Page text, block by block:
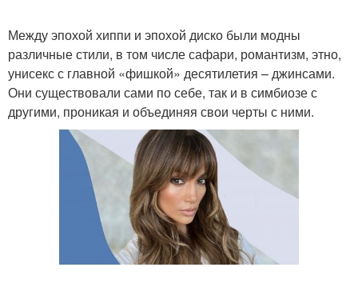
Между эпохой хиппи и эпохой диско были модны
различные стили, в том числе сафари, романтизм, этно,
унисекс с главной «фишкой» десятилетия – джинсами.
Они существовали сами по себе, так и в симбиозе с
другими, проникая и объединяя свои черты с ними.